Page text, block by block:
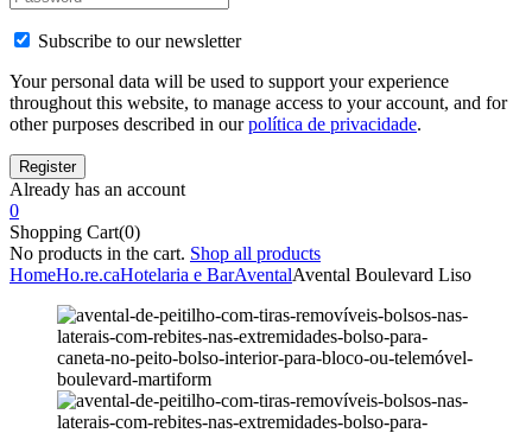
Subscribe to our newsletter
Your personal data will be used to support your experience
throughout this website, to manage access to your account, and for
other purposes described in ourpolítica de privacidade.
Already has an account
0
Shopping Cart(0)
No products in the cart. Shop all products
HomeHo.re.caHotelaria e BarAventalAvental Boulevard Liso